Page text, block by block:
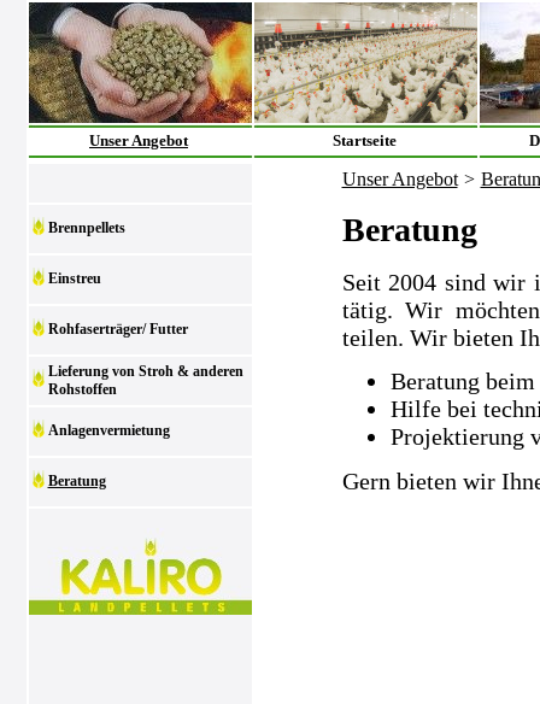
Unser Angebot Startseite
Brennpellets
Einstreu
Rohfaserträger/ Futter
Lieferung von Stroh & anderen
Rohstoffen
Anlagenvermietung
Beratung
Unser Angebot >
Beratung
Seit 2004 sind wir
tätig. Wir
teilen. Wir bieten
Beratung
Hilfe bei
Projektierung
Gern bieten wir